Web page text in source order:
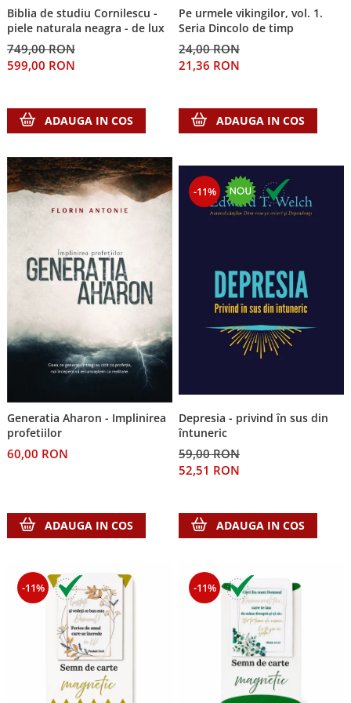
Teologie
A doua venire
Apologetica
Misiune
Contemporaneitate
Devotional
Diverse
Schimbarea caracterului
Slujire
Viata de zi cu zi
Despre afaceri
Dezvoltare personala
Mediu
Sanatate / nutritie
Biblia de studiu Cornilescu -
piele naturala neagra - de lux
749,00 RON
599,00 RON
ADAUGA IN COS
Pe urmele vikingilor, vol. 1.
Seria Dincolo de timp
24,00 RON
21,36 RON
ADAUGA IN COS
Generatia Aharon - Implinirea
profetiilor
60,00 RON
ADAUGA IN COS
-11%
Depresia - privind în sus din
întuneric
59,00 RON
52,51 RON
ADAUGA IN COS
-11% -11%